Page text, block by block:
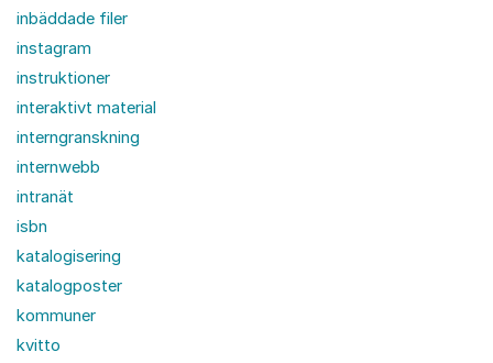
inbäddade filer
instagram
instruktioner
interaktivt material
interngranskning
internwebb
intranät
isbn
katalogisering
katalogposter
kommuner
kvitto